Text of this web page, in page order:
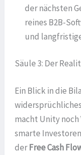
der nächsten
reines B2B-
und
Säule 3: Der
Ein Blick in die
macht Unity
smarte
derFree Cash